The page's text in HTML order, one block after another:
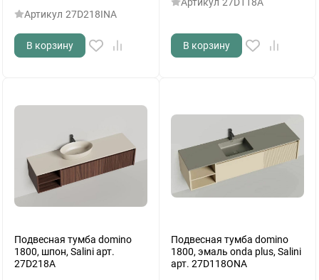
Артикул 27D218INA
В корзину В корзину
Подвесная тумба domino
1800, шпон, Salini арт.
27D218A
Подвесная тумба domino
1800, эмаль onda plus, Salini
арт. 27D118ONA